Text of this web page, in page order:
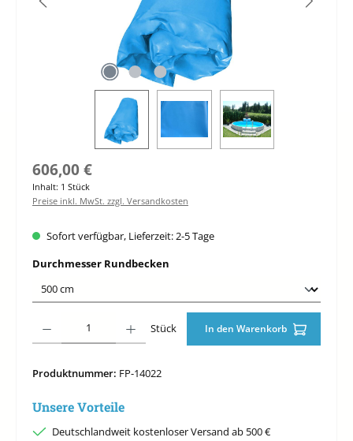
Regulärer Preis:
606,00 €
Inhalt: 1 Stück
Preise inkl. MwSt. zzgl. Versandkosten
Sofort verfügbar, Lieferzeit: 2-5 Tage
Durchmesser Rundbecken
Stück In den Warenkorb
Produktnummer: FP-14022
Unsere Vorteile
Deutschlandweit kostenloser Versand ab 500 €